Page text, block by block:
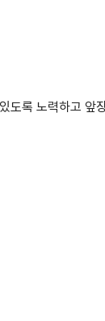
도록 노력하고 앞